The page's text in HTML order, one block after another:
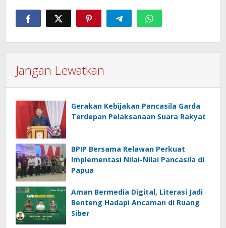
Jangan Lewatkan
Gerakan Kebijakan Pancasila Garda
Terdepan Pelaksanaan Suara Rakyat
BPIP Bersama Relawan Perkuat
Implementasi Nilai-Nilai Pancasila di
Papua
Aman Bermedia Digital, Literasi Jadi
Benteng Hadapi Ancaman di Ruang
Siber